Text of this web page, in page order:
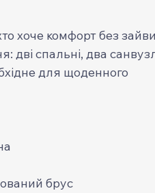
хоче комфорт без
дві спальні, два
для щоденного
брус